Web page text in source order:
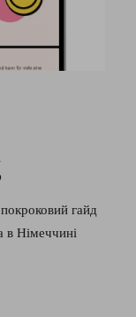
гайд
Німеччині